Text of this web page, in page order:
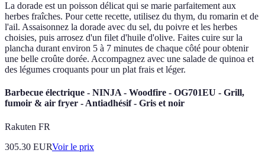
La dorade est un poisson délicat qui se marie parfaitement aux
herbes fraîches. Pour cette recette, utilisez du thym, du romarin et de
l'ail. Assaisonnez la dorade avec du sel, du poivre et les herbes
choisies, puis arrosez d'un filet d'huile d'olive. Faites cuire sur la
plancha durant environ 5 à 7 minutes de chaque côté pour obtenir
une belle croûte dorée. Accompagnez avec une salade de quinoa et
des légumes croquants pour un plat frais et léger.
Barbecue électrique - NINJA - Woodfire - OG701EU - Grill,
fumoir & air fryer - Antiadhésif - Gris et noir
Rakuten FR
305.30 EURVoir le prix